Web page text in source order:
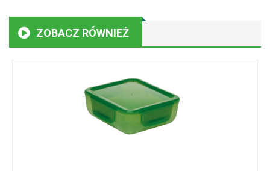
ZOBACZ RÓWNIEŻ